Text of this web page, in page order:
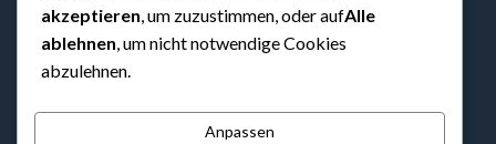
10717 Berlin
Mobil: +49 177 770 79 74
Tel: +49 761 557 219 10
Fax: +49 761 557 219 09
akzeptieren , um zuzustimmen, oder aufAlle
ablehnen , um nicht notwendige Cookies
abzulehnen.
Anpassen